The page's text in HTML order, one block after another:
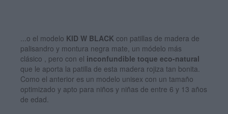
...o el modelo KID W BLACK con patillas de madera de
palisandro y montura negra mate, un módelo más
clásico , pero con el inconfundible toque eco-natural
que le aporta la patilla de esta madera rojiza tan bonita.
Como el anterior es un modelo unisex con un tamaño
optimizado y apto para niños y niñas de entre 6 y 13 años
de edad.